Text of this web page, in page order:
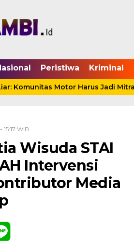
Peristiwa Kriminal
Komunitas Motor Harus Jadi Mitra
WIB
Wisuda STAI
Intervensi
Media